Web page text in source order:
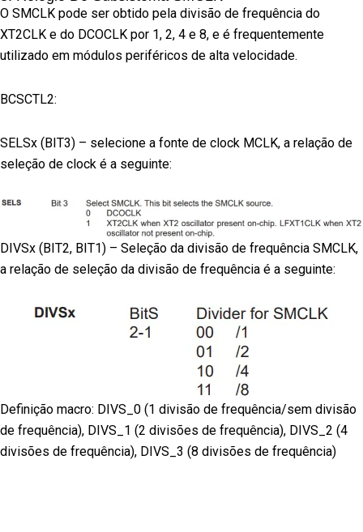
O SMCLK pode ser obtido pela divisão de frequência do
XT2CLK e do DCOCLK por 1, 2, 4 e 8, e é frequentemente
utilizado em módulos periféricos de alta velocidade.
BCSCTL2:
SELSx (BIT3) – selecione a fonte de clock MCLK, a relação de
seleção de clock é a seguinte:
DIVSx (BIT2, BIT1) – Seleção da divisão de frequência SMCLK,
a relação de seleção da divisão de frequência é a seguinte:
Definição macro: DIVS_0 (1 divisão de frequência/sem divisão
de frequência), DIVS_1 (2 divisões de frequência), DIVS_2 (4
divisões de frequência), DIVS_3 (8 divisões de frequência)